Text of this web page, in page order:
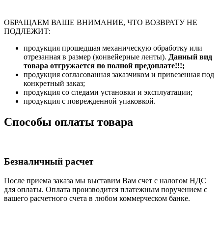
ОБРАЩАЕМ ВАШЕ ВНИМАНИЕ, ЧТО ВОЗВРАТУ НЕ
ПОДЛЕЖИТ:
продукция прошедшая механическую обработку или
отрезанная в размер (конвейерные ленты). Данный вид
товара отгружается по полной предоплате!!!;
продукция согласованная заказчиком и привезенная под
конкретный заказ;
продукция со следами установки и эксплуатации;
продукция с поврежденной упаковкой.
Способы оплаты товара
Безналичный расчет
После приема заказа мы выставим Вам счет с налогом НДС
для оплаты. Оплата производится платежным поручением с
вашего расчетного счета в любом коммерческом банке.